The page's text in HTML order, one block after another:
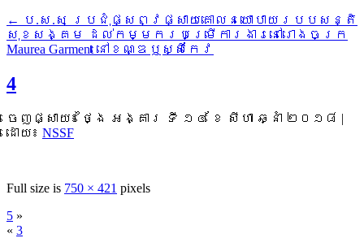
←
ប.ស.ស ប្រជុំផ្សព្វផ្សាយគោលនយោបាយរបបសន្តិ
សុខសង្គម ដល់កម្មករបម្រើការងារនៅរោងចក្រ
Maurea Garment នៅខណ្ឌឬស្សីកែវ
4
ចេញផ្សាយ៖ ថ្ងៃ អង្គារ ទី ១៤ ខែ សីហា ឆ្នាំ ២០១៨ |
ដោយ៖ NSSF
Full size is 750 × 421 pixels
5 »
« 3